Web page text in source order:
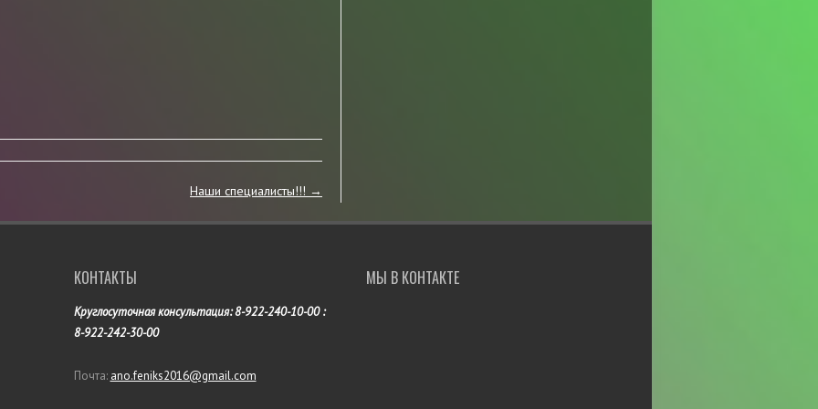
Наши специалисты!!! →
КОНТАКТЫ
Круглосуточная консультация: 8-922-240-10-00 :
8-922-242-30-00
Почта: ano.feniks2016@gmail.com
МЫ В КОНТАКТЕ